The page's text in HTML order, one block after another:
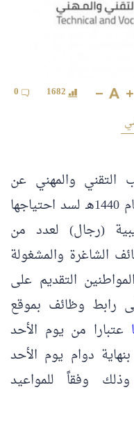
1682
0
التقني والمهني عن
رغبتها بطرح مسابقة وظيفية لعام 1440هـ لسد احتياجها
(رجال) لعدد من
الشاغرة والمشغولة
التقديم على
رابط وظائف بموقع
عتبارا من يوم الأحد
، وينتهي بنهاية دوام يوم الأحد
1440/09/14هـ. وذلك وفقاً للمواعيد